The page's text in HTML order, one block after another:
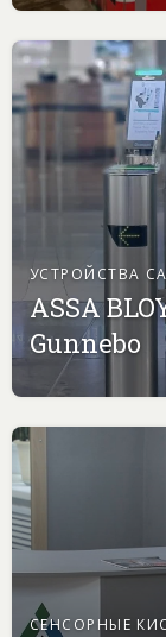
УСТРОЙСТВА
ASSA
Gunnebo
СЕНСОРНЫЕ